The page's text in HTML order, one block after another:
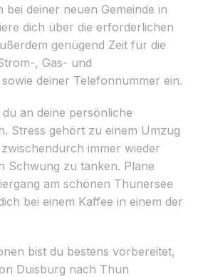
bei deiner neuen Gemeinde in
dich über die erforderlichen
genügend Zeit für die
, Gas- und
deiner Telefonnummer ein.
an deine persönliche
Stress gehört zu einem Umzug
immer wieder
Schwung zu tanken. Plane
am schönen Thunersee
bei einem Kaffee in einem der
bist du bestens vorbereitet,
Duisburg nach Thun